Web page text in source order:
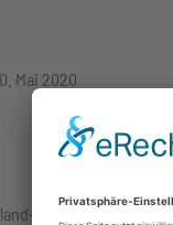
Mai 2020
Pfalz